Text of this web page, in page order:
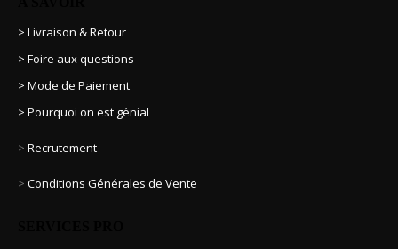
> Livraison & Retour
> Foire aux questions
> Mode de Paiement
> Pourquoi on est génial
> Recrutement
> Conditions Générales de Vente